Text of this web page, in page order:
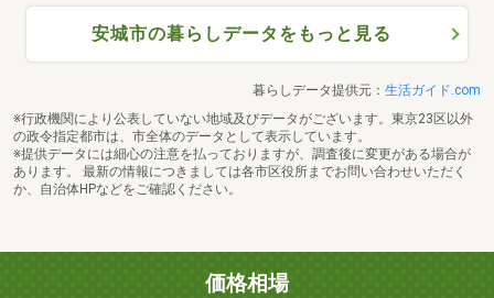
安城市の暮らしデータをもっと見る
暮らしデータ提供元： 生活ガイド.com
※行政機関により公表していない地域及びデータがございます。東京23区以外
の政令指定都市は、市全体のデータとして表示しています。
※提供データには細心の注意を払っておりますが、調査後に変更がある場合が
あります。 最新の情報につきましては各市区役所までお問い合わせいただく
か、自治体HPなどをご確認ください。
価格相場